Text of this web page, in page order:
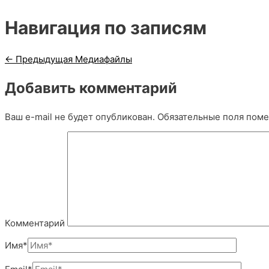
Навигация по записям
← Предыдущая Медиафайлы
Добавить комментарий
Ваш e-mail не будет опубликован. Обязательные поля
Комментарий
Имя*